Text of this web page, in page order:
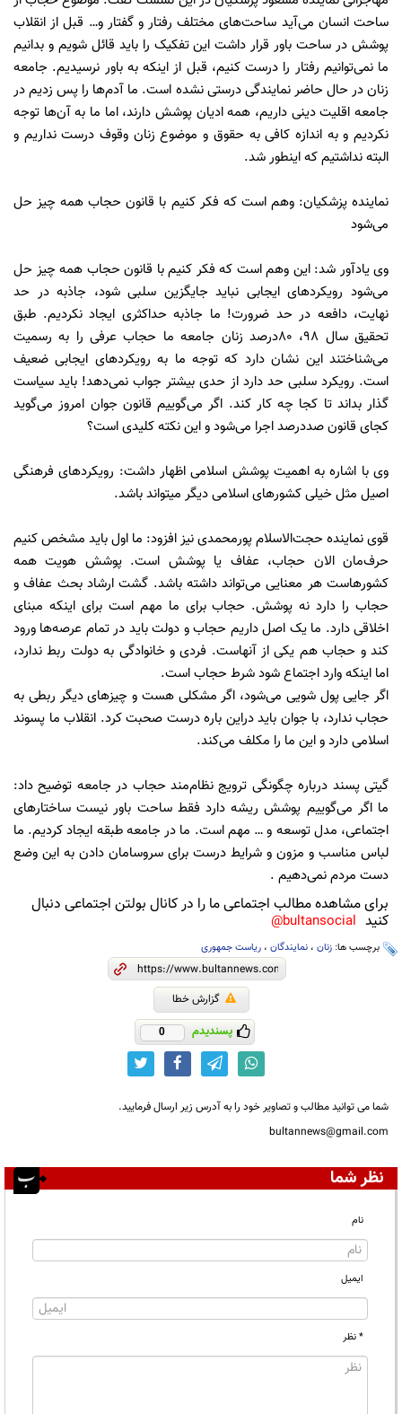
ساحت انسان می‌آید ساحت‌های مختلف رفتار و گفتار و… قبل از انقلاب
پوشش در ساحت باور قرار داشت این تفکیک را باید قائل شویم و بدانیم
ما نمی‌توانیم رفتار را درست کنیم، قبل از اینکه به باور نرسیدیم. جامعه
زنان در حال حاضر نمایندگی درستی نشده است. ما آدم‌ها را پس زدیم در
جامعه اقلیت دینی داریم، همه ادیان پوشش دارند، اما ما به آن‌ها توجه
نکردیم و به اندازه کافی به حقوق و موضوع زنان وقوف درست نداریم و
البته نداشتیم که اینطور شد.
نماینده پزشکیان: وهم است که فکر کنیم با قانون حجاب همه چیز حل
می‌شود
وی یادآور شد: این وهم است که فکر کنیم با قانون حجاب همه چیز حل
می‌شود رویکرد‌های ایجابی نباید جایگزین سلبی شود، جاذبه در حد
نهایت، دافعه در حد ضرورت! ما جاذبه حداکثری ایجاد نکردیم. طبق
تحقیق سال ۹۸، ۸۰درصد زنان جامعه ما حجاب عرفی را به رسمیت
می‌شناختند این نشان دارد که توجه ما به رویکرد‌های ایجابی ضعیف
است. رویکرد سلبی حد دارد از حدی بیشتر جواب نمی‌دهد! باید سیاست
گذار بداند تا کجا چه کار کند. اگر می‌گوییم قانون جوان امروز می‌گوید
کجای قانون صددرصد اجرا می‌شود و این نکته کلیدی است؟
وی با اشاره به اهمیت پوشش اسلامی اظهار داشت: رویکرد‌های فرهنگی
اصیل مثل خیلی کشور‌های اسلامی دیگر میتواند باشد.
قوی نماینده حجت‌الاسلام پورمحمدی نیز افزود: ما اول باید مشخص کنیم
حرف‌مان الان حجاب، عفاف یا پوشش است. پوشش هویت همه
کشورهاست هر معنایی می‌تواند داشته باشد. گشت ارشاد بحث عفاف و
حجاب را دارد نه پوشش. حجاب برای ما مهم است برای اینکه مبنای
اخلاقی دارد. ما یک اصل داریم حجاب و دولت باید در تمام عرصه‌ها ورود
کند و حجاب هم یکی از آنهاست. فردی و خانوادگی به دولت ربط ندارد،
اما اینکه وارد اجتماع شود شرط حجاب است.
اگر جایی پول شویی می‌شود، اگر مشکلی هست و چیز‌های دیگر ربطی به
حجاب ندارد، با جوان باید دراین باره درست صحبت کرد. انقلاب ما پسوند
اسلامی دارد و این ما را مکلف می‌کند.
گیتی پسند درباره چگونگی ترویج نظام‌مند حجاب در جامعه توضیح داد:
ما اگر می‌گوییم پوشش ریشه دارد فقط ساحت باور نیست ساختار‌های
اجتماعی، مدل توسعه و … مهم است. ما در جامعه طبقه ایجاد کردیم. ما
لباس مناسب و مزون و شرایط درست برای سروسامان دادن به این وضع
دست مردم نمی‌دهیم .
برای مشاهده مطالب اجتماعی ما را در کانال بولتن اجتماعی دنبال
کنید bultansocial@
برچسب ها: زنان ، نمایندگان ، ریاست جمهوری
گزارش خطا
پسندیدم 0
شما می توانید مطالب و تصاویر خود را به آدرس زیر ارسال فرمایید.
bultannews@gmail.com
نظر شما
نام
ایمیل
* نظر